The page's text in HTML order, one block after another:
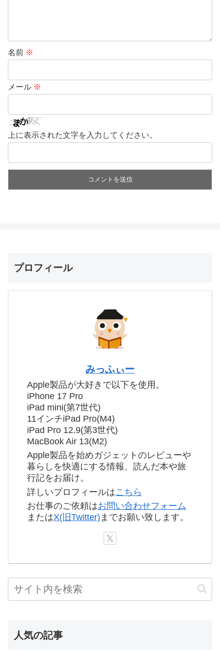
名前 ※
メール ※
上に表示された文字を入力してください。
プロフィール
みっふぃー
Apple製品が大好きで以下を使用。
iPhone 17 Pro
iPad mini(第7世代)
11インチiPad Pro(M4)
iPad Pro 12.9(第3世代)
MacBook Air 13(M2)
Apple製品を始めガジェットのレビューや
暮らしを快適にする情報、読んだ本や旅
行記をお届け。
詳しいプロフィールはこちら
お仕事のご依頼はお問い合わせフォーム
またはX(旧Twitter) までお願い致します。
人気の記事